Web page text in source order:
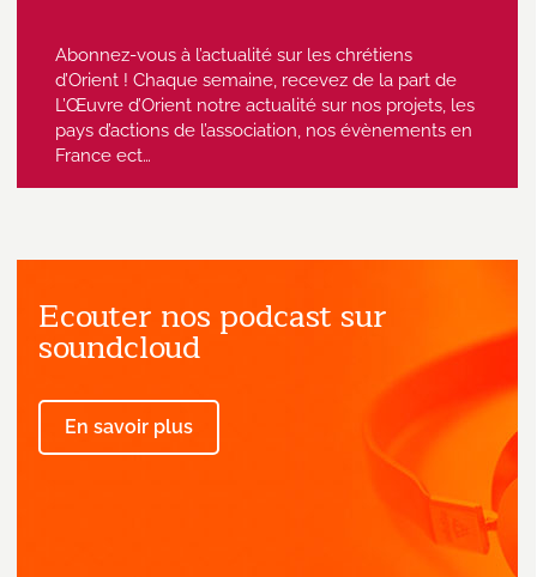
Abonnez-vous à l’actualité sur les chrétiens
d’Orient ! Chaque semaine, recevez de la part de
L’Œuvre d’Orient notre actualité sur nos projets, les
pays d’actions de l’association, nos évènements en
France ect…
J'accepte de recevoir des emails
provenant de l'Œuvre d'Orient.
Ecouter nos podcast sur
soundcloud
En savoir plus